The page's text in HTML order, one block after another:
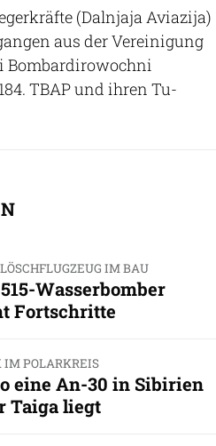
(Dalnjaja Aviazija)
aus der Vereinigung
Bombardirowochni
TBAP und ihren Tu-
IM BAU
Wasserbomber
Fortschritte
IM POLARKREIS
eine An-30 in Sibirien
Taiga liegt